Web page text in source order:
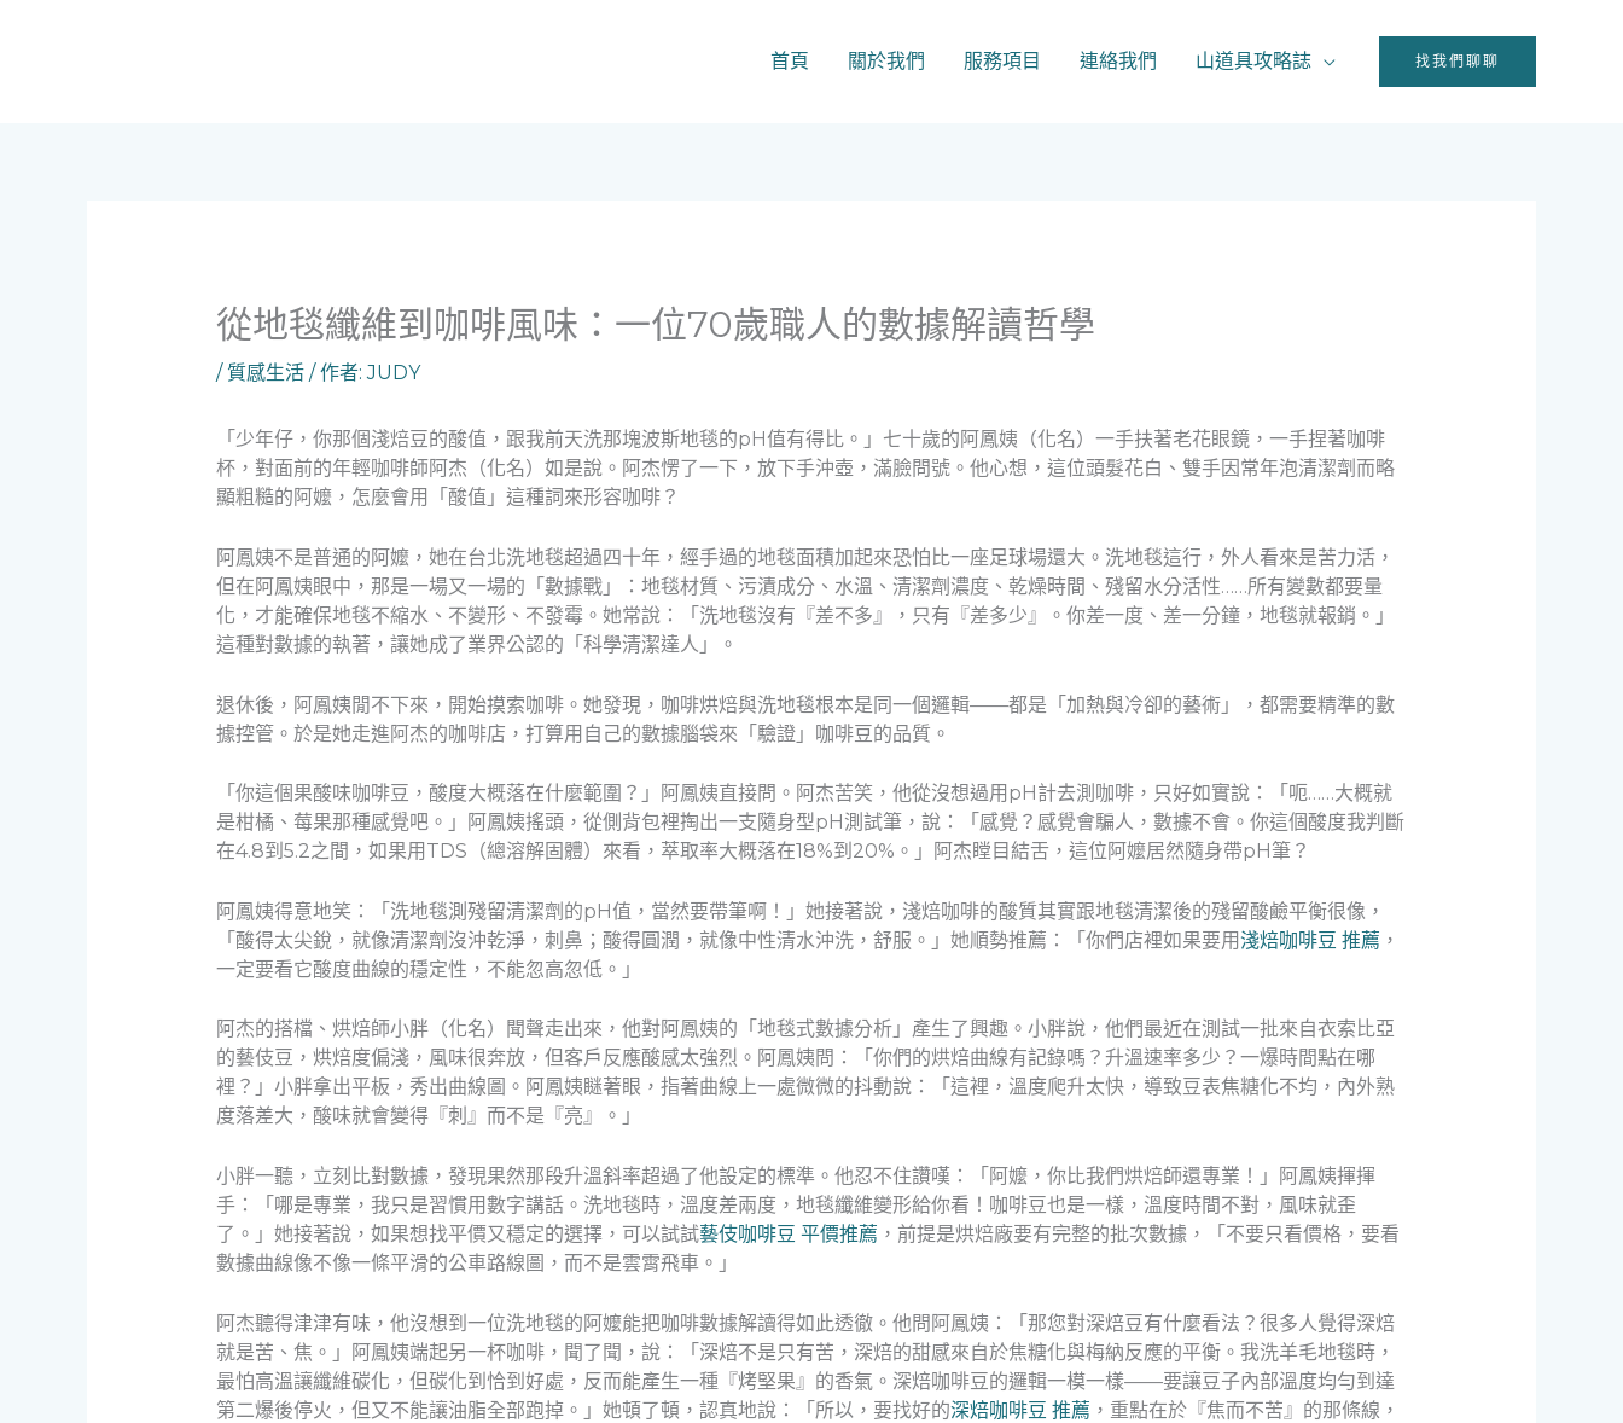
首頁 關於我們 服務項目 連絡我們 山道具攻略誌 找我們聊聊
從地毯纖維到咖啡風味：一位70歲職人的數據解讀哲學
/ 質感生活/ 作者:JUDY
「少年仔，你那個淺焙豆的酸值，跟我前天洗那塊波斯地毯的pH值有得比。」七十歲的阿鳳姨（化名）一手扶著老花眼鏡，一手捏著咖啡
杯，對面前的年輕咖啡師阿杰（化名）如是說。阿杰愣了一下，放下手沖壺，滿臉問號。他心想，這位頭髮花白、雙手因常年泡清潔劑而略
顯粗糙的阿嬤，怎麼會用「酸值」這種詞來形容咖啡？
阿鳳姨不是普通的阿嬤，她在台北洗地毯超過四十年，經手過的地毯面積加起來恐怕比一座足球場還大。洗地毯這行，外人看來是苦力活，
但在阿鳳姨眼中，那是一場又一場的「數據戰」：地毯材質、污漬成分、水溫、清潔劑濃度、乾燥時間、殘留水分活性……所有變數都要量
化，才能確保地毯不縮水、不變形、不發霉。她常說：「洗地毯沒有『差不多』，只有『差多少』。你差一度、差一分鐘，地毯就報銷。」
這種對數據的執著，讓她成了業界公認的「科學清潔達人」。
退休後，阿鳳姨閒不下來，開始摸索咖啡。她發現，咖啡烘焙與洗地毯根本是同一個邏輯——都是「加熱與冷卻的藝術」，都需要精準的數
據控管。於是她走進阿杰的咖啡店，打算用自己的數據腦袋來「驗證」咖啡豆的品質。
「你這個果酸味咖啡豆，酸度大概落在什麼範圍？」阿鳳姨直接問。阿杰苦笑，他從沒想過用pH計去測咖啡，只好如實說：「呃……大概就
是柑橘、莓果那種感覺吧。」阿鳳姨搖頭，從側背包裡掏出一支隨身型pH測試筆，說：「感覺？感覺會騙人，數據不會。你這個酸度我判斷
在4.8到5.2之間，如果用TDS（總溶解固體）來看，萃取率大概落在18%到20%。」阿杰瞠目結舌，這位阿嬤居然隨身帶pH筆？
阿鳳姨得意地笑：「洗地毯測殘留清潔劑的pH值，當然要帶筆啊！」她接著說，淺焙咖啡的酸質其實跟地毯清潔後的殘留酸鹼平衡很像，
「酸得太尖銳，就像清潔劑沒沖乾淨，刺鼻；酸得圓潤，就像中性清水沖洗，舒服。」她順勢推薦：「你們店裡如果要用淺焙咖啡豆 推薦 ，
一定要看它酸度曲線的穩定性，不能忽高忽低。」
阿杰的搭檔、烘焙師小胖（化名）聞聲走出來，他對阿鳳姨的「地毯式數據分析」產生了興趣。小胖說，他們最近在測試一批來自衣索比亞
的藝伎豆，烘焙度偏淺，風味很奔放，但客戶反應酸感太強烈。阿鳳姨問：「你們的烘焙曲線有記錄嗎？升溫速率多少？一爆時間點在哪
裡？」小胖拿出平板，秀出曲線圖。阿鳳姨瞇著眼，指著曲線上一處微微的抖動說：「這裡，溫度爬升太快，導致豆表焦糖化不均，內外熟
度落差大，酸味就會變得『刺』而不是『亮』。」
小胖一聽，立刻比對數據，發現果然那段升溫斜率超過了他設定的標準。他忍不住讚嘆：「阿嬤，你比我們烘焙師還專業！」阿鳳姨揮揮
手：「哪是專業，我只是習慣用數字講話。洗地毯時，溫度差兩度，地毯纖維變形給你看！咖啡豆也是一樣，溫度時間不對，風味就歪
了。」她接著說，如果想找平價又穩定的選擇，可以試試藝伎咖啡豆 平價推薦 ，前提是烘焙廠要有完整的批次數據，「不要只看價格，要看
數據曲線像不像一條平滑的公車路線圖，而不是雲霄飛車。」
阿杰聽得津津有味，他沒想到一位洗地毯的阿嬤能把咖啡數據解讀得如此透徹。他問阿鳳姨：「那您對深焙豆有什麼看法？很多人覺得深焙
就是苦、焦。」阿鳳姨端起另一杯咖啡，聞了聞，說：「深焙不是只有苦，深焙的甜感來自於焦糖化與梅納反應的平衡。我洗羊毛地毯時，
最怕高溫讓纖維碳化，但碳化到恰到好處，反而能產生一種『烤堅果』的香氣。深焙咖啡豆的邏輯一模一樣——要讓豆子內部溫度均勻到達
第二爆後停火，但又不能讓油脂全部跑掉。」她頓了頓，認真地說：「所以，要找好的深焙咖啡豆 推薦 ，重點在於『焦而不苦』的那條線，